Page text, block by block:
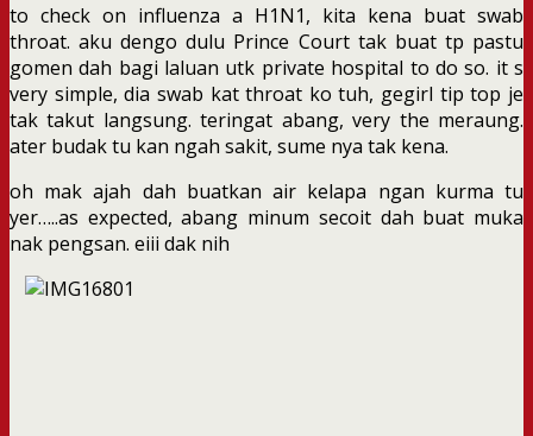
to check on influenza a H1N1, kita kena buat swab
throat. aku dengo dulu Prince Court tak buat tp pastu
gomen dah bagi laluan utk private hospital to do so. it s
very simple, dia swab kat throat ko tuh, gegirl tip top je
tak takut langsung. teringat abang, very the meraung.
ater budak tu kan ngah sakit, sume nya tak kena.
oh mak ajah dah buatkan air kelapa ngan kurma tu
yer…..as expected, abang minum secoit dah buat muka
nak pengsan. eiii dak nih